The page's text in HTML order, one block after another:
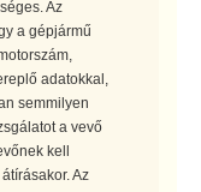
Az
a gépjármű
adatokkal,
semmilyen
a vevő
kell
Az